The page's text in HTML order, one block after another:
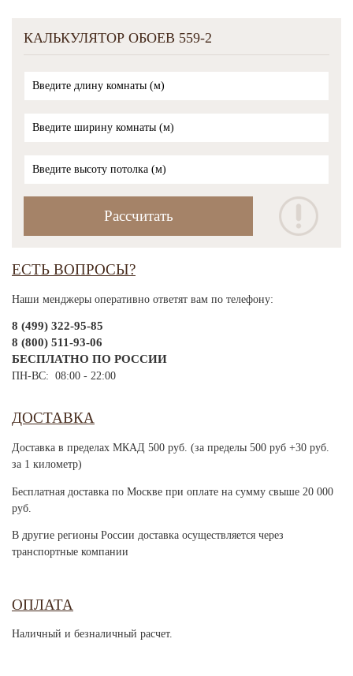
КАЛЬКУЛЯТОР ОБОЕВ 559-2
ЕСТЬ ВОПРОСЫ?
Наши менджеры оперативно ответят вам по телефону:
8 (499) 322-95-85
8 (800) 511-93-06
БЕСПЛАТНО ПО РОССИИ
ПН-ВС: 08:00 - 22:00
ДОСТАВКА
Доставка в пределах МКАД 500 руб. (за пределы 500 руб +30 руб.
за 1 километр)
Бесплатная доставка по Москве при оплате на сумму свыше 20 000
руб.
В другие регионы России доставка осуществляется через
транспортные компании
ОПЛАТА
Наличный и безналичный расчет.